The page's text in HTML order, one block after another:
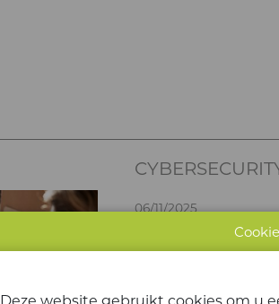
06/11/2025
Een
jouw organisatie
intakegesprek en
Deze website gebruikt cookies om u